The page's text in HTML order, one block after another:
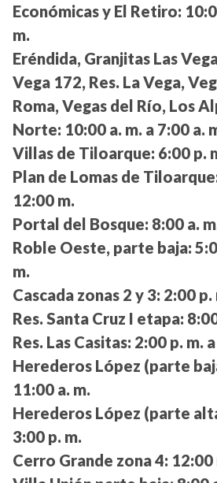
Económicas y El Retiro:
m.
Eréndida, Granjitas Las
Vega 172, Res. La Vega,
Roma, Vegas del Río, Los
Norte: 10:00 a. m. a 7:00 a.
Villas de Tiloarque: 6:00 p.
Plan de Lomas de
12:00 m.
Portal del Bosque: 8:00 a.
Roble Oeste, parte baja:
m.
Cascada zonas 2 y 3: 2:00 p.
Res. Santa Cruz I etapa:
Res. Las Casitas: 2:00 p. m.
Herederos López (parte
11:00 a. m.
Herederos López (parte
3:00 p. m.
Cerro Grande zona 4: 12:00